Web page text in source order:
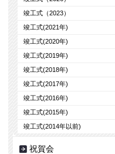
竣工式（2023）
竣工式(2021年)
竣工式(2020年)
竣工式(2019年)
竣工式(2018年)
竣工式(2017年)
竣工式(2016年)
竣工式(2015年)
竣工式(2014年以前)
祝賀会